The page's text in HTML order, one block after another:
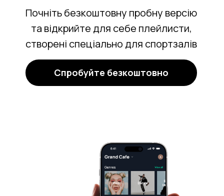
Почніть безкоштовну пробну версію
та відкрийте для себе плейлисти,
створені спеціально для спортзалів
Спробуйте безкоштовно